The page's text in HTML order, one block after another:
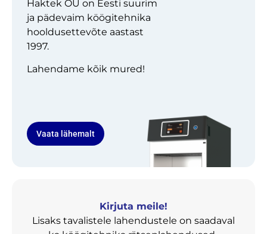
Haktek OÜ on Eesti suurim
ja pädevaim köögitehnika
hooldusettevõte aastast
1997.
Lahendame kõik mured!
Vaata lähemalt
Kirjuta meile!
Lisaks tavalistele lahendustele on saadaval